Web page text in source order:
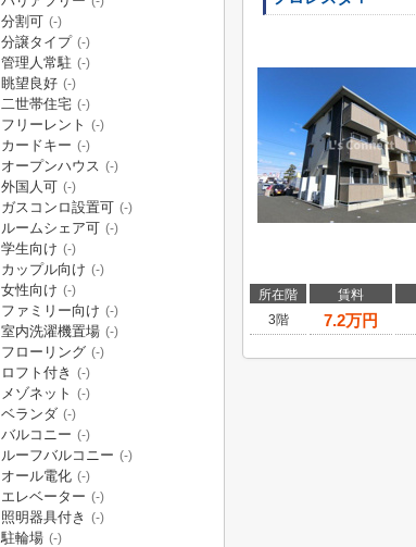
所在階 賃料
3階
7.2万円
分割可 (-)
分譲タイプ (-)
管理人常駐 (-)
眺望良好 (-)
二世帯住宅 (-)
フリーレント (-)
カードキー (-)
オープンハウス (-)
外国人可 (-)
ガスコンロ設置可 (-)
ルームシェア可 (-)
学生向け (-)
カップル向け (-)
女性向け (-)
ファミリー向け (-)
室内洗濯機置場 (-)
フローリング (-)
ロフト付き (-)
メゾネット (-)
ベランダ (-)
バルコニー (-)
ルーフバルコニー (-)
オール電化 (-)
エレベーター (-)
照明器具付き (-)
駐輪場 (-)